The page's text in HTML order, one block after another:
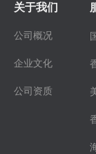
关于我们
公司概况
企业文化
公司资质